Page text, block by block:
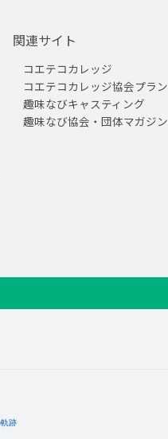
関連サイト
コエテコカレッジ
コエテコカレッジ協会プラン
趣味なびキャスティング
趣味なび協会・団体マガジン